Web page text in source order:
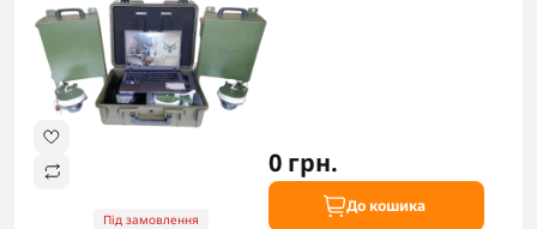
Під замовлення
0 грн.
До кошика